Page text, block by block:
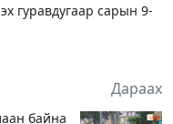
гуравдугаар сарын 9-
Дараах
байна